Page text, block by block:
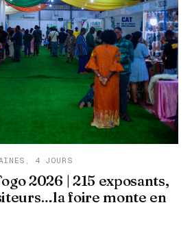
4 JOURS
2026 | 215 exposants,
foire monte en